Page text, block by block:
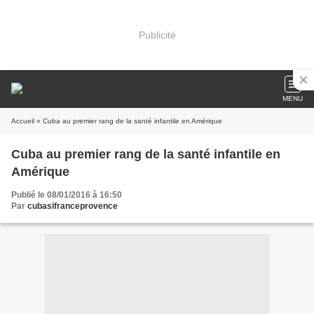
Publicité
MENU
Accueil » Cuba au premier rang de la santé infantile en Amérique
Cuba au premier rang de la santé infantile en
Amérique
Publié le 08/01/2016 à 16:50
Par cubasifranceprovence